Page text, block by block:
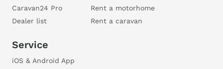
Caravan24 Pro
Dealer list
Rent a motorhome
Rent a caravan
Service
iOS & Android App